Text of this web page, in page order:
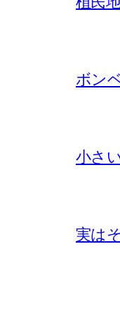
ボン
小さ
実は